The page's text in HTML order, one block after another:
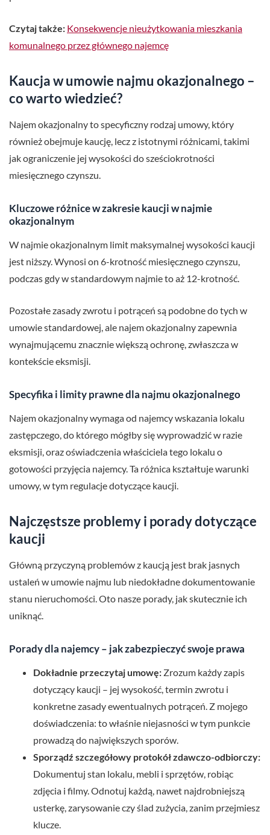
Czytaj także: Konsekwencje nieużytkowania mieszkania
komunalnego przez głównego najemcę
Kaucja w umowie najmu okazjonalnego –
co warto wiedzieć?
Najem okazjonalny to specyficzny rodzaj umowy, który
również obejmuje kaucję, lecz z istotnymi różnicami, takimi
jak ograniczenie jej wysokości do sześciokrotności
miesięcznego czynszu.
Kluczowe różnice w zakresie kaucji w najmie
okazjonalnym
W najmie okazjonalnym limit maksymalnej wysokości kaucji
jest niższy. Wynosi on 6-krotność miesięcznego czynszu,
podczas gdy w standardowym najmie to aż 12-krotność.
Pozostałe zasady zwrotu i potrąceń są podobne do tych w
umowie standardowej, ale najem okazjonalny zapewnia
wynajmującemu znacznie większą ochronę, zwłaszcza w
kontekście eksmisji.
Specyfika i limity prawne dla najmu okazjonalnego
Najem okazjonalny wymaga od najemcy wskazania lokalu
zastępczego, do którego mógłby się wyprowadzić w razie
eksmisji, oraz oświadczenia właściciela tego lokalu o
gotowości przyjęcia najemcy. Ta różnica kształtuje warunki
umowy, w tym regulacje dotyczące kaucji.
Najczęstsze problemy i porady dotyczące
kaucji
Główną przyczyną problemów z kaucją jest brak jasnych
ustaleń w umowie najmu lub niedokładne dokumentowanie
stanu nieruchomości. Oto nasze porady, jak skutecznie ich
uniknąć.
Porady dla najemcy – jak zabezpieczyć swoje prawa
Dokładnie przeczytaj umowę: Zrozum każdy zapis
dotyczący kaucji – jej wysokość, termin zwrotu i
konkretne zasady ewentualnych potrąceń. Z mojego
doświadczenia: to właśnie niejasności w tym punkcie
prowadzą do największych sporów.
Sporządź szczegółowy protokół zdawczo-odbiorczy:
Dokumentuj stan lokalu, mebli i sprzętów, robiąc
zdjęcia i filmy. Odnotuj każdą, nawet najdrobniejszą
usterkę, zarysowanie czy ślad zużycia, zanim przejmiesz
klucze.